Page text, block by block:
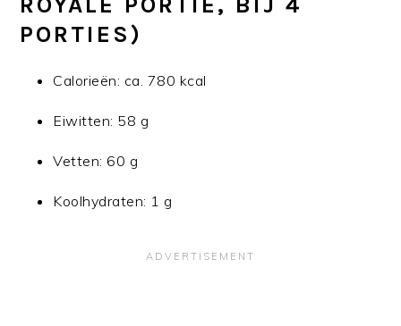
PORTIES)
Calorieën: ca. 780 kcal
Eiwitten: 58 g
Vetten: 60 g
Koolhydraten: 1 g